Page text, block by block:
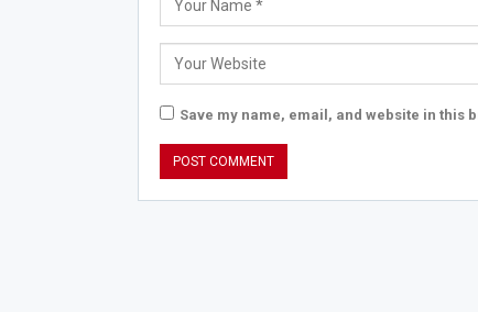
Save my name, email, and website in this